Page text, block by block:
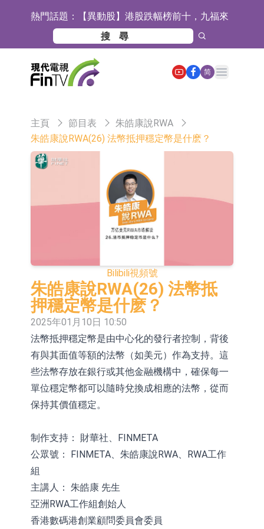
熱門話題： 【異動股】港股跌幅榜前十，九福來
(08611.HK)跌21.43%，天瑞汽車内飾
(06162.HK)跌18.44%
【異動股】港股漲幅榜前十，佳明集
團控股(01271.HK)漲+78.22%，拿森
科技(02261.HK)漲+64.11%
斯迪克：公司為國內摺疊屏核心功能
材料供應商
恒瑞醫藥：公司已在中國獲批上市26
目標客戶的測試認證
上期所：7月份對11個實際控制關系
江總部物業服務項目
亞太股份：公司是零跑汽車和
Stellantis集團的供應商
理工雷科面向邊緣AI場景推出"山
海"系列智算模組 系列產品基於國產
【異動股】醫療研發外包板塊拉升，
依米康：海外交付以東南亞、中東市
場為主 並已取得歐美相關認證
上交所：財通多策略福鑫定期開放靈
活配置混合型發起式證券投資基金臨
時停牌
上交所：景順長城全球半導體芯片產
業股票型證券投資基金臨時停牌
【異動股】港股跌幅榜前十，卡森國
際(00496.HK)跌22.40%，九福來
(08611.HK)跌21.01%
【異動股】港股漲幅榜前十，拿森科
技(02261.HK)漲+75.05%，辰興發展
神火股份：新疆神火鋁水轉化率已
貓(601015.CN)跌8.38%
浙江證監局對財通證券股份有限公司
简
Open main menu
主頁 節目表
朱皓康說RWA
朱皓康說RWA(26) 法幣抵押穩定幣是什麽？
Bilibili視頻號
朱皓康說RWA(26) 法幣抵
押穩定幣是什麽？
2025年01月10日 10:50
法幣抵押穩定幣是由中心化的發行者控制，背後
有與其面值等額的法幣（如美元）作為支持。這
些法幣存放在銀行或其他金融機構中，確保每一
單位穩定幣都可以隨時兌換成相應的法幣，從而
保持其價值穩定。
制作支持： 財華社、FINMETA
公眾號： FINMETA、朱皓康說RWA、RWA工作
組
主講人： 朱皓康 先生
亞洲RWA工作組創始人
香港數碼港創業顧問委員會委員